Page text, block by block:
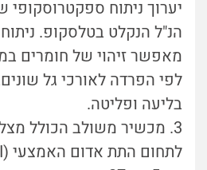
יערוך ניתוח
הנ"ל הנקלט בטלסקופ.
מאפשר זיהוי של חומרים
לפי הפרדה לאורכי גל שונים,
בליעה ופליטה.
3. מכשיר משולב הכולל